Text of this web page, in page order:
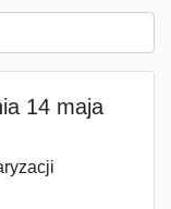
14 maja